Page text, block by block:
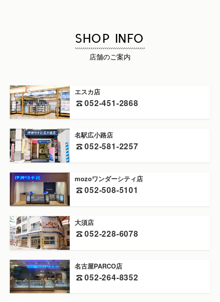
SHOP INFO
店舗のご案内
エスカ店
052-451-2868
名駅広小路店
052-581-2257
mozoワンダーシティ店
052-508-5101
大須店
052-228-6078
名古屋PARCO店
052-264-8352